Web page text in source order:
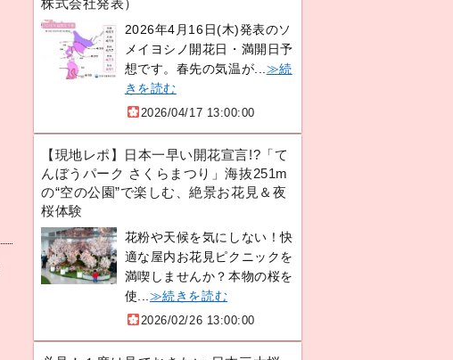
2026年4月16日(木)発表のソ
メイヨシノ開花日・満開日予
想です。春先の気温が... ≫続
きを読む
2026/04/17 13:00:00
【現地レポ】日本一早い開花宣言!?「て
んぼうパーク さくらまつり」海抜251m
の“空の公園”で楽しむ、絶景お花見＆夜
桜体験
花粉や天候を気にしない！快
適な屋内お花見ピクニックを
満喫しませんか？本物の桜を
使... ≫続きを読む
2026/02/26 13:00:00